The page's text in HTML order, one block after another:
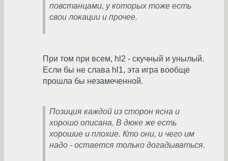
повстанцами, у которых тоже есть
свои локации и прочее.
При том при всем, hl2 - скучный и унылый.
Если бы не слава hl1, эта игра вообще
прошла бы незамеченной.
Позиция каждой из сторон ясна и
хорошо описана. В дюке же есть
хорошие и плохие. Кто они, и чего им
надо - остается только догадываться.